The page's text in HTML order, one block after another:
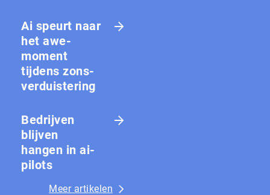
Ai speurt naar
het awe-
moment
tijdens zons­
ver­duis­te­ring
Bedrijven
blijven
hangen in ai-
pilots
Meer artikelen